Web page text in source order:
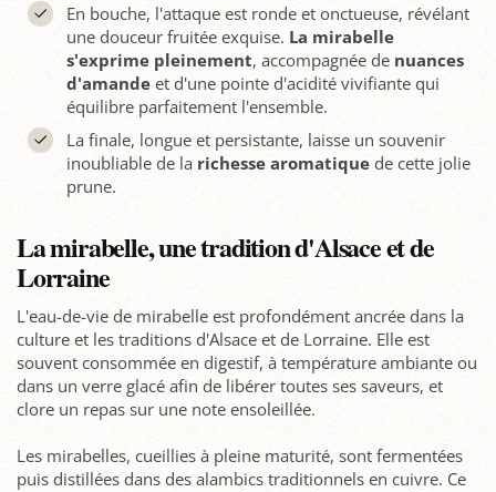
En bouche, l'attaque est ronde et onctueuse, révélant
une douceur fruitée exquise. La mirabelle
s'exprime pleinement, accompagnée de nuances
d'amandeet d'une pointe d'acidité vivifiante qui
équilibre parfaitement l'ensemble.
La finale, longue et persistante, laisse un souvenir
inoubliable de la richesse aromatiquede cette jolie
prune.
La mirabelle, une tradition d'Alsace et de
Lorraine
L'eau-de-vie de mirabelle est profondément ancrée dans la
culture et les traditions d'Alsace et de Lorraine. Elle est
souvent consommée en digestif, à température ambiante ou
dans un verre glacé afin de libérer toutes ses saveurs, et
clore un repas sur une note ensoleillée.
Les mirabelles, cueillies à pleine maturité, sont fermentées
puis distillées dans des alambics traditionnels en cuivre. Ce